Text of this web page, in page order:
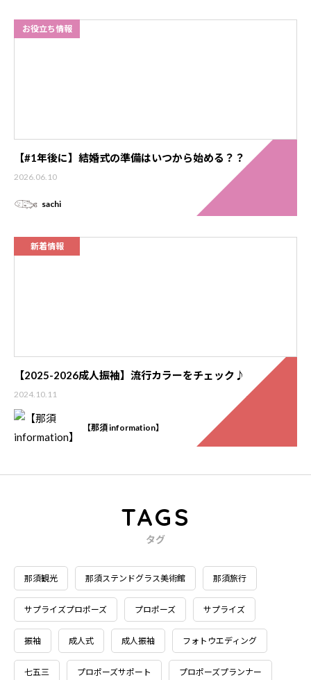
お役立ち情報
【#1年後に】結婚式の準備はいつから始める？？
2026.06.10
sachi
新着情報
【2025-2026成人振袖】流行カラーをチェック♪
2024.10.11
【那須 information】
TAGS
タグ
那須観光 那須ステンドグラス美術館 那須旅行
サプライズプロポーズ プロポーズ サプライズ
振袖 成人式 成人振袖 フォトウエディング
七五三 プロポーズサポート プロポーズプランナー